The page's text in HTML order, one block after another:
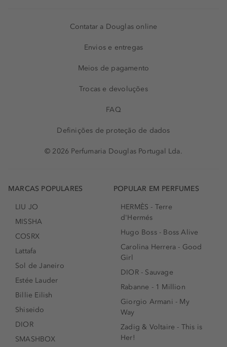
Contatar a Douglas online
Envios e entregas
Meios de pagamento
Trocas e devoluções
FAQ
Definições de proteção de dados
© 2026 Perfumaria Douglas Portugal Lda.
MARCAS POPULARES
LIU JO
MISSHA
COSRX
Lattafa
Sol de Janeiro
Estée Lauder
Billie Eilish
Shiseido
DIOR
SMASHBOX
POPULAR EM PERFUMES
HERMÈS - Terre
d'Hermés
Hugo Boss - Boss Alive
Carolina Herrera - Good
Girl
DIOR - Sauvage
Rabanne - 1 Million
Giorgio Armani - My
Way
Zadig & Voltaire - This is
Her!